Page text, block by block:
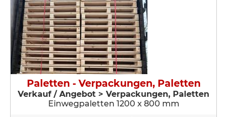
Paletten - Verpackungen, Paletten
Verkauf / Angebot > Verpackungen, Paletten
Einwegpaletten 1200 x 800 mm